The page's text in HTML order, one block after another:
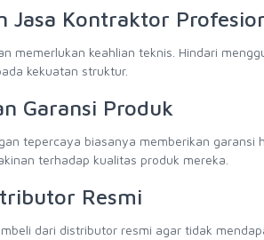
Jasa Kontraktor
memerlukan keahlian teknis. Hindari
kekuatan struktur.
Garansi Produk
tepercaya biasanya memberikan
terhadap kualitas produk mereka.
Resmi
dari distributor resmi agar tidak